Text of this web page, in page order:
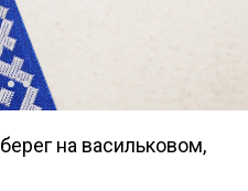
на васильковом,